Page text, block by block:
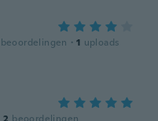
beoordelingen · 1 uploads